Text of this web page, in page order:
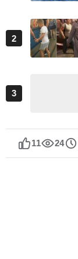
2
3
11 24